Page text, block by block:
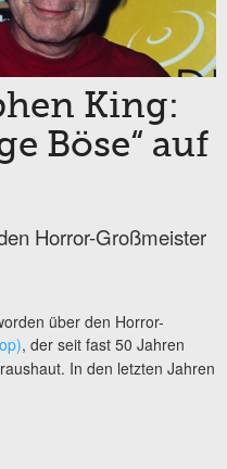
King:
Böse“ auf
Horror-Großmeister
über den Horror-
, der seit fast 50 Jahren
In den letzten Jahren